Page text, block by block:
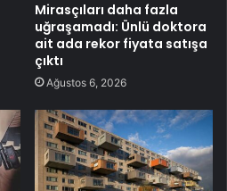
Mirasçıları daha fazla
uğraşamadı: Ünlü doktora
ait ada rekor fiyata satışa
çıktı
Ağustos 6, 2026